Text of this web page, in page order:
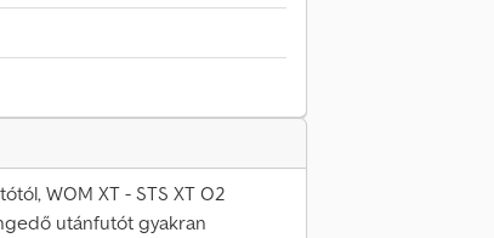
WOM XT - STS XT O2
utánfutót gyakran